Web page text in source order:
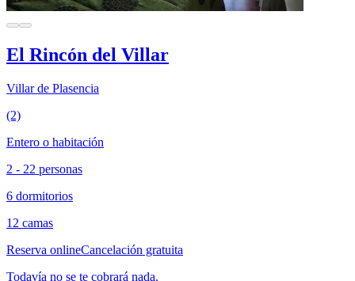
El Rincón del Villar
Villar de Plasencia
(2)
Entero o habitación
2 - 22 personas
6 dormitorios
12 camas
Reserva onlineCancelación gratuita
Todavía no se te cobrará nada.